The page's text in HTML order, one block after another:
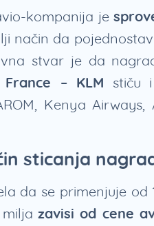
kompanija je
način da
stvar je da
– KLM stiču
Kenya
sticanja
da se primenjuje od
miljazavisi od cene